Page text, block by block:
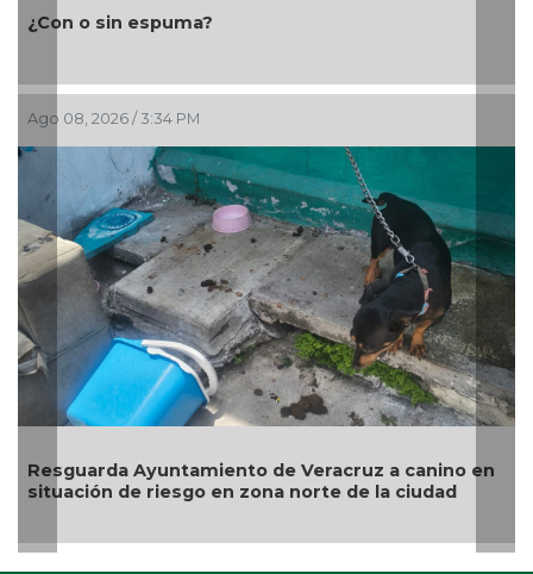
Cañeros marchan sobre la federal 180 para exigir
rescate del ingenio San Pedro
Ago 08, 2026 / 2:28 PM
Operativos dejan 27 detenidos, dos personas
rescatadas y más de 200 dosis aseguradas